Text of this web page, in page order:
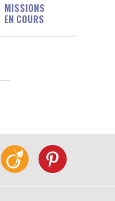
MISSIONS
EN COURS